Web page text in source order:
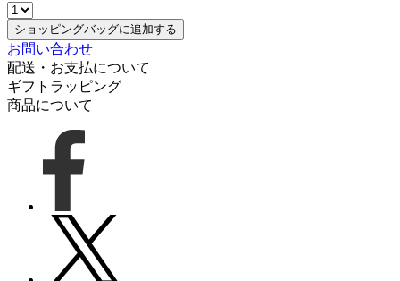
ショッピングバッグに追加する
お問い合わせ
配送・お支払について
ギフトラッピング
商品について